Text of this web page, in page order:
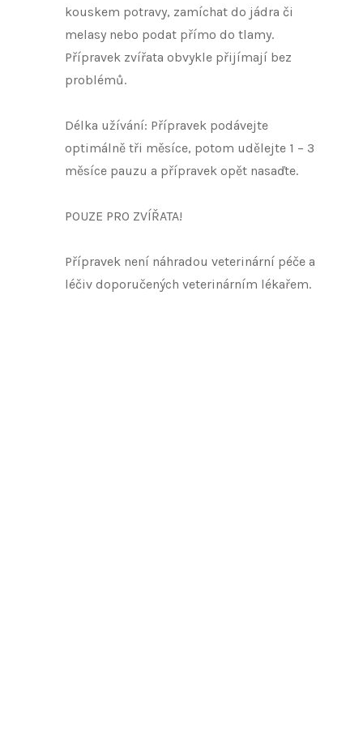
kouskem potravy, zamíchat do jádra či
melasy nebo podat přímo do tlamy.
Přípravek zvířata obvykle přijímají bez
problémů.
Délka užívání: Přípravek podávejte
optimálně tři měsíce, potom udělejte 1 – 3
měsíce pauzu a přípravek opět nasaďte.
POUZE PRO ZVÍŘATA!
Přípravek není náhradou veterinární péče a
léčiv doporučených veterinárním lékařem.